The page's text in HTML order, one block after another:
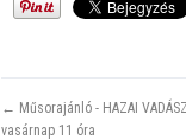
← Műsorajánló - HAZAI
vasárnap 11 óra